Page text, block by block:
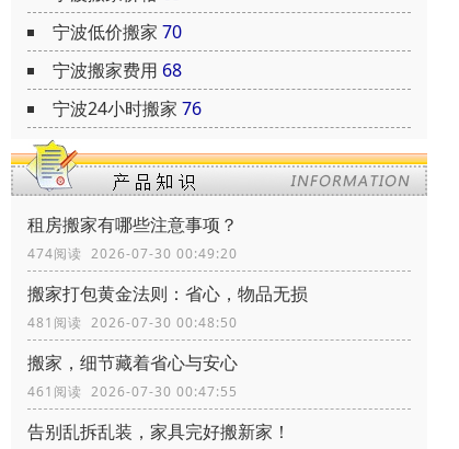
宁波低价搬家 70
宁波搬家费用 68
宁波24小时搬家 76
租房搬家有哪些注意事项？
474阅读 2026-07-30 00:49:20
搬家打包黄金法则：省心，物品无损
481阅读 2026-07-30 00:48:50
搬家，细节藏着省心与安心
461阅读 2026-07-30 00:47:55
告别乱拆乱装，家具完好搬新家！